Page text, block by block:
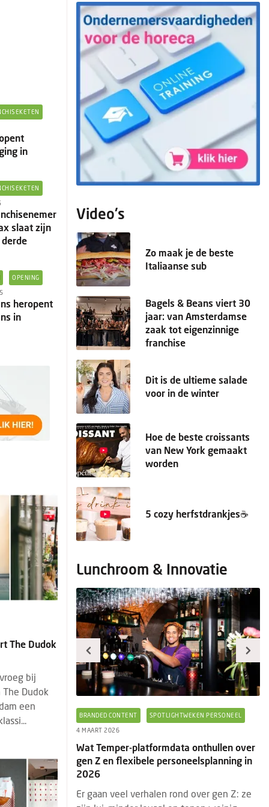
in
slaat zijn
OPENING
heropent
in
The Dudok
bij
Dudok
een
Video's
Zo maak je de beste
Italiaanse sub
Bagels & Beans viert 30
jaar: van Amsterdamse
zaak tot eigenzinnige
franchise
Dit is de ultieme salade
voor in de winter
Hoe de beste croissants
van New York gemaakt
worden
5 cozy herfstdrankjes☕️
Lunchroom & Innovatie
in
over gen Z: ze
BRANDED CONTENT EVENTS PRODUCTNIEUWS
29 JANUARI 2026
Horeca & Innovatie: het laatste
standnieuws en must-sees van
HorecaEvenTT
HorecaEvenTT is een jaarlijks terugkerende